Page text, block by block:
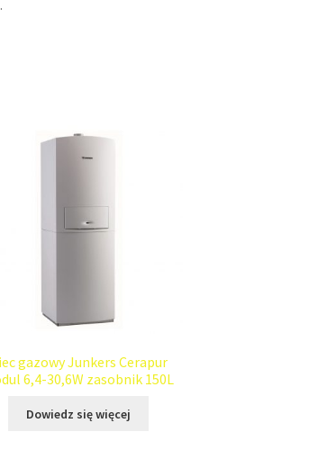
gazowy Junkers Cerapur
6,4-30,6W zasobnik 150L
Dowiedz się więcej